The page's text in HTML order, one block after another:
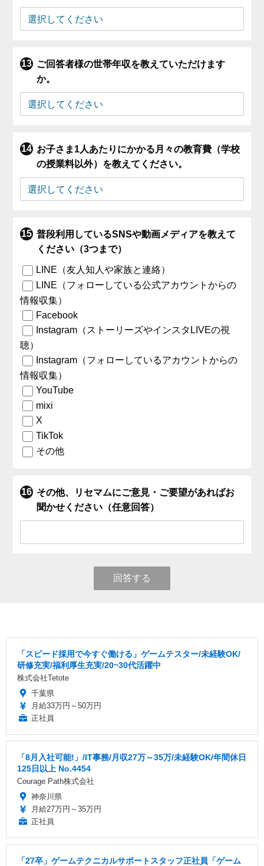
ご回答者様の世帯年収を教えていただけます
か。
お子さま1人あたりにかかる月々の教育費（学校
の授業料以外）を教えてください。
普段利用しているSNSや動画メディアを教えて
ください（3つまで）
LINE（友人知人や家族と連絡）
LINE（フォローしている公式アカウントからの
情報収集）
Facebook
Instagram（ストーリーズやインスタLIVEの視
聴）
Instagram（フォローしているアカウントからの
情報収集）
YouTube
mixi
X
TikTok
その他
その他、リセマムにご意見・ご要望があればお
聞かせください（任意回答）
回答する
「スピード採用で今すぐ働ける」ゲームテスター/未経験OK/
研修充実/福利厚生充実/20~30代活躍中
株式会社Tetote
千葉県
月給33万円～50万円
正社員
「8月入社可能!」/IT事務/月収27万～35万/未経験OK/年間休日
125日以上 No.4454
Courage Path株式会社
神奈川県
月給27万円～35万円
正社員
「27卒」ゲームテクニカルサポートスタッフ正社員「ゲーム